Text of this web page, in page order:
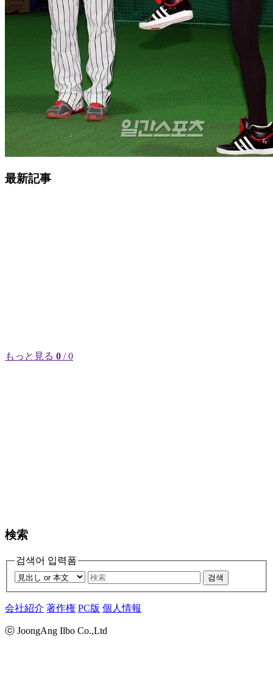
最新記事
もっと見る 0 / 0
検索
검색어 입력폼
검색
会社紹介 著作権 PC版 個人情報
ⓒ JoongAng Ilbo Co.,Ltd